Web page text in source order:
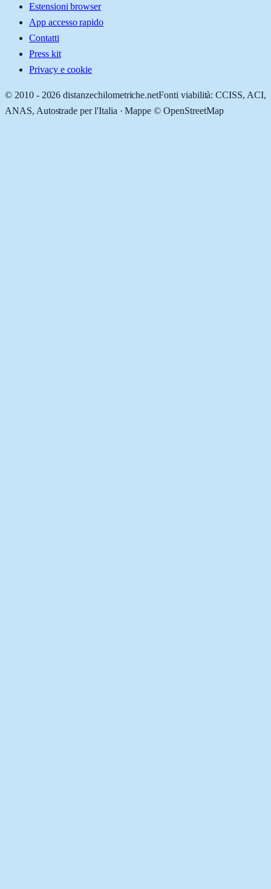
Estensioni browser
App accesso rapido
Contatti
Press kit
Privacy e cookie
© 2010 - 2026 distanzechilometriche.netFonti viabilità: CCISS, ACI,
ANAS, Autostrade per l'Italia · Mappe © OpenStreetMap